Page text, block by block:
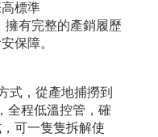
標準
擁有完整的產銷履歷
保障。
式，從產地捕撈到
全程低溫控管，確
可一隻隻拆解使